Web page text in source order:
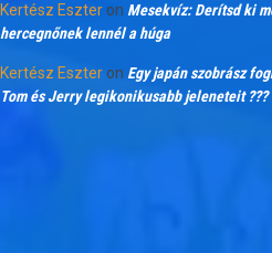
Kertész Eszteron Mesekvíz: Derítsd ki
hercegnőnek lennél a húga
Kertész Eszteron Egy japán szobrász
Tom és Jerry legikonikusabb jeleneteit ???